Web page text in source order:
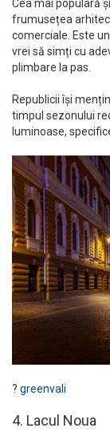
Cea mai populară
frumusețea
comerciale. Este
vrei să simți cu
plimbare la pas.
Republicii își
timpul sezonului
luminoase,
? greenvali
4. Lacul Noua